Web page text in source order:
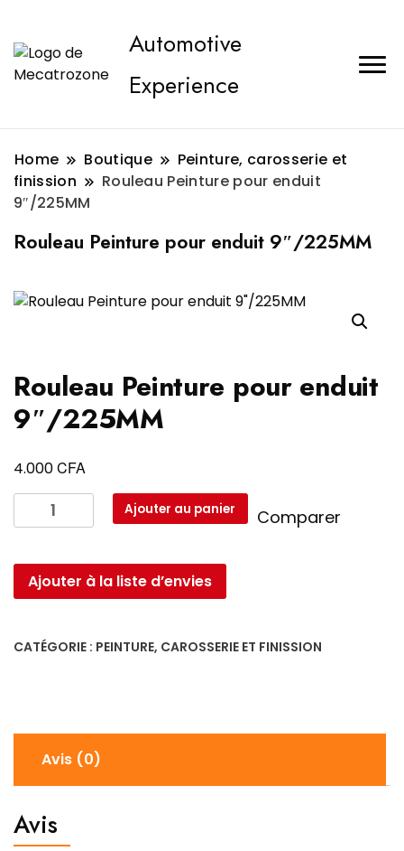
Automotive
Experience
Home Boutique
Peinture, carosserie et
finission
Rouleau Peinture pour enduit
9″/225MM
Rouleau Peinture pour enduit 9″/225MM
Rouleau Peinture pour enduit
9″/225MM
4.000CFA
quantité
de
Peinture
pour
Ajouter au panier Comparer
Ajouter à la liste d’envies
CATÉGORIE : PEINTURE, CAROSSERIE ET FINISSION
Avis (0)
Avis